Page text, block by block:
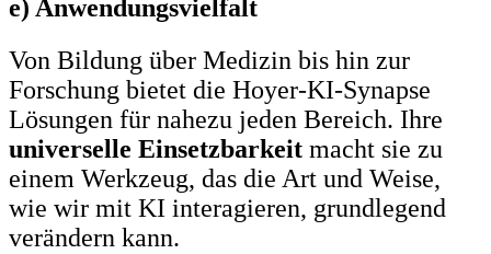
e) Anwendungsvielfalt
Von Bildung über Medizin bis hin zur
Forschung bietet die Hoyer-KI-Synapse
Lösungen für nahezu jeden Bereich. Ihre
universelle Einsetzbarkeit macht sie zu
einem Werkzeug, das die Art und Weise,
wie wir mit KI interagieren, grundlegend
verändern kann.